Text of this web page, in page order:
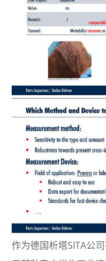
作为德国析塔SITA公